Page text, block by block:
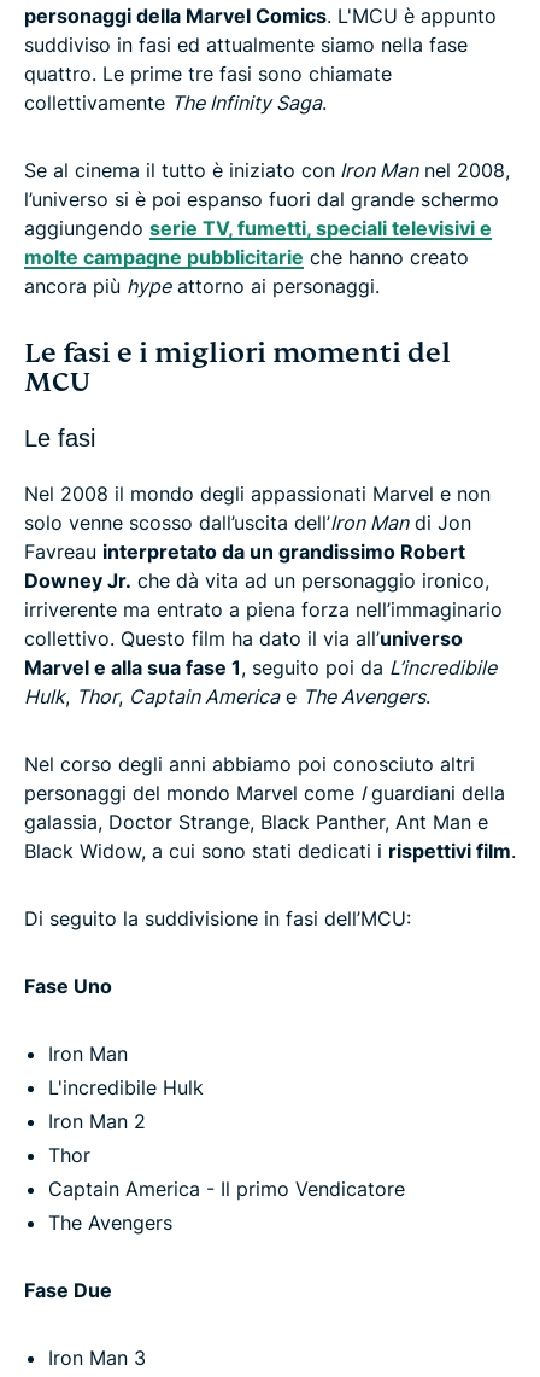
personaggi della Marvel Comics. L'MCU è appunto
suddiviso in fasi ed attualmente siamo nella fase
quattro. Le prime tre fasi sono chiamate
collettivamente The Infinity Saga.
Se al cinema il tutto è iniziato con Iron Mannel 2008,
l’universo si è poi espanso fuori dal grande schermo
aggiungendo serie TV, fumetti, speciali televisivi e
molte campagne pubblicitarie che hanno creato
ancora più hypeattorno ai personaggi.
Le fasi e i migliori momenti del
MCU
Le fasi
Nel 2008 il mondo degli appassionati Marvel e non
solo venne scosso dall’uscita dell’Iron Mandi Jon
Favreau interpretato da un grandissimo Robert
Downey Jr. che dà vita ad un personaggio ironico,
irriverente ma entrato a piena forza nell’immaginario
collettivo. Questo film ha dato il via all’universo
Marvel e alla sua fase 1, seguito poi da L’incredibile
Hulk, Thor, Captain Americae The Avengers.
Nel corso degli anni abbiamo poi conosciuto altri
personaggi del mondo Marvel come Iguardiani della
galassia, Doctor Strange, Black Panther, Ant Man e
Black Widow, a cui sono stati dedicati i rispettivi film.
Di seguito la suddivisione in fasi dell’MCU:
Fase Uno
Iron Man
L'incredibile Hulk
Iron Man 2
Thor
Captain America - Il primo Vendicatore
The Avengers
Fase Due
Iron Man 3